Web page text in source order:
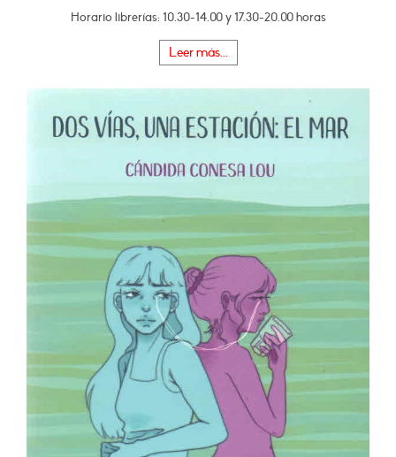
Horario librerías: 10.30-14.00 y 17.30-20.00 horas
Leer más...